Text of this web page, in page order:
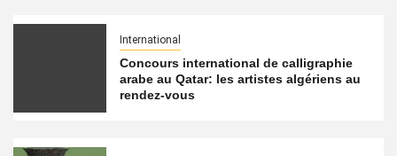
International
Concours international de calligraphie
arabe au Qatar: les artistes algériens au
rendez-vous